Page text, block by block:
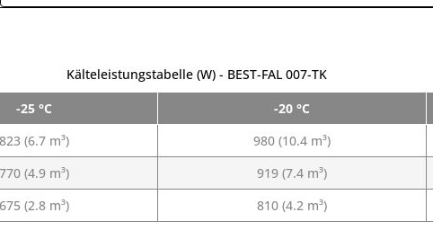
Kälteleistungstabelle (W) - BEST-FAL 007-TK
-25 °C -20 °C
823 (6.7 m³) 980 (10.4 m³)
770 (4.9 m³) 919 (7.4 m³)
675 (2.8 m³) 810 (4.2 m³)